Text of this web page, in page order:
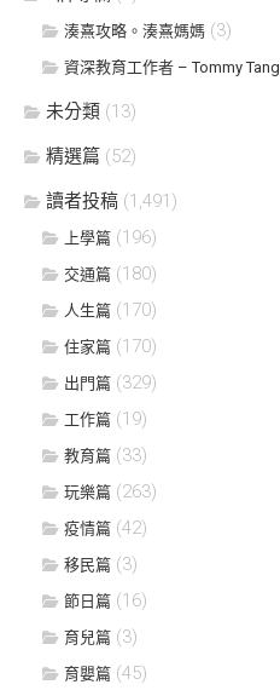
湊熹攻略。湊熹媽媽 (3)
資深教育工作者 – Tommy Tang
未分類 (13)
精選篇 (52)
讀者投稿 (1,491)
上學篇 (196)
交通篇 (180)
人生篇 (170)
住家篇 (170)
出門篇 (329)
工作篇 (19)
教育篇 (33)
玩樂篇 (263)
疫情篇 (42)
移民篇 (3)
節日篇 (16)
育兒篇 (3)
育嬰篇 (45)